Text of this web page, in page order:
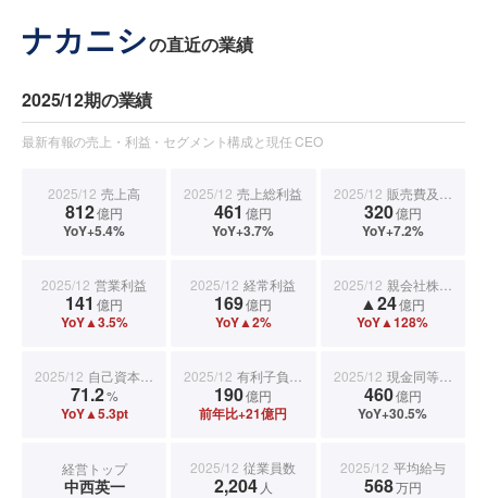
ナカニシの直近の業績
2025/12期の業績
最新有報の売上・利益・セグメント構成と現任 CEO
2025/12 売上高
812億円
YoY+5.4%
2025/12 売上総利益
461 億円
YoY+3.7%
2025/12 販売費及び一般管理費
320億円
YoY+7.2%
2025/12 営業利益
141 億円
YoY▲3.5%
2025/12 経常利益
169億円
YoY▲2%
2025/12 親会社株主に帰属する当期純利益
▲24億円
YoY▲128%
2025/12 自己資本比率
71.2%
YoY▲5.3pt
2025/12 有利子負債合計
190億円
前年比+21億円
2025/12 現金同等物期末残高
460億円
YoY+30.5%
経営トップ
中西英一
2025/12 従業員数
2,204 人
2025/12 平均給与
568万円